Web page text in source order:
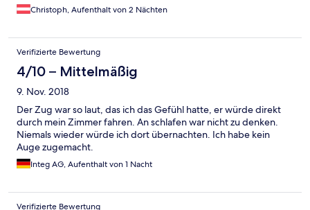
Christoph, Aufenthalt von 2 Nächten
Verifizierte Bewertung
4/10 – Mittelmäßig
9. Nov. 2018
Der Zug war so laut, das ich das Gefühl hatte, er würde direkt
durch mein Zimmer fahren. An schlafen war nicht zu denken.
Niemals wieder würde ich dort übernachten. Ich habe kein
Auge zugemacht.
Integ AG, Aufenthalt von 1 Nacht
Verifizierte Bewertung